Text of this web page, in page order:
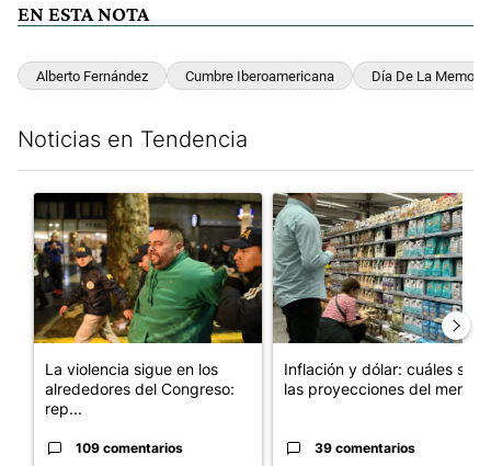
EN ESTA NOTA
Alberto Fernández Cumbre Iberoamericana Día De La Memoria
Noticias en Tendencia
Un artículo de tendencia con el título "La violencia sigue en
La violencia sigue en los
alrededores del Congreso:
rep...
109 comentarios
Un artículo de tendencia con
Inflación y dólar: cuáles son
las proyecciones del merc...
39 comentarios